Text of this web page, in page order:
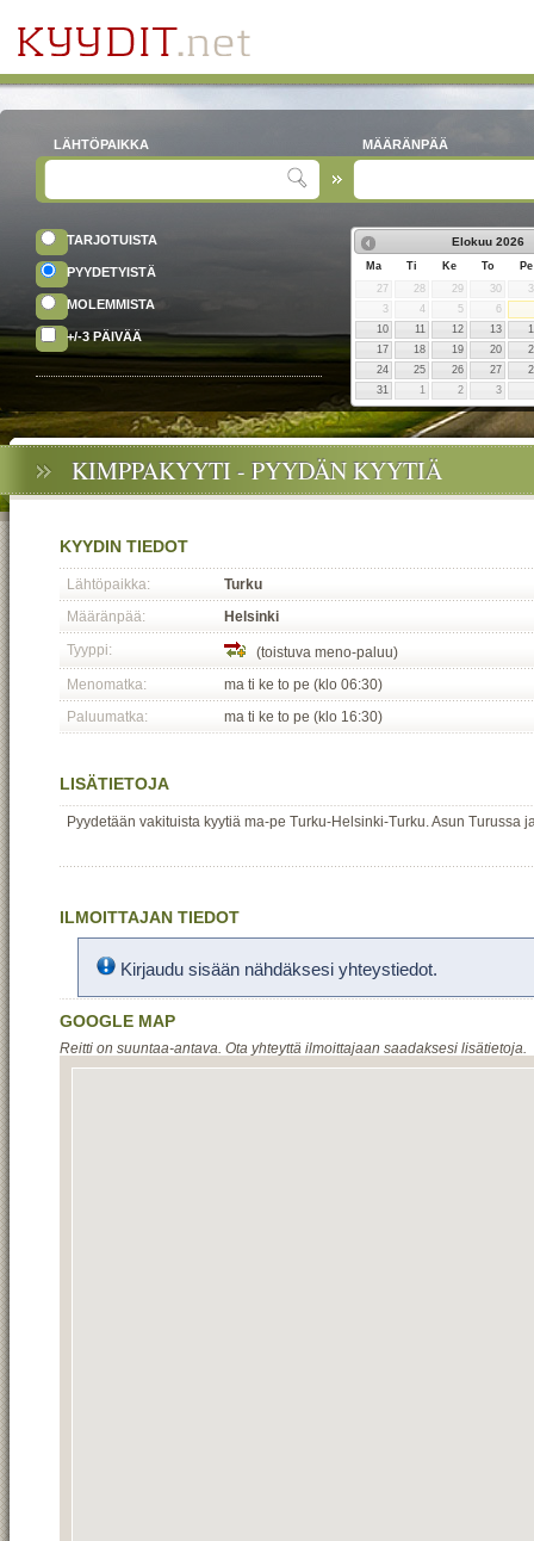
LÄHTÖPAIKKA MÄÄRÄNPÄÄ
TARJOTUISTA
PYYDETYISTÄ
MOLEMMISTA
+/-3 PÄIVÄÄ
Elokuu 2026
Ma Ti Ke To
Pe
27
28 29 30
3
4 5
6
10
11 12 13
17
18 19 20
24
25 26 27
31
1 2 3
KIMPPAKYYTI - PYYDÄN KYYTIÄ
KYYDIN TIEDOT
Lähtöpaikka:
Turku
Määränpää:
Helsinki
Tyyppi:
(toistuva meno-paluu)
Menomatka:
ma ti ke to pe (klo 06:30)
Paluumatka:
ma ti ke to pe (klo 16:30)
LISÄTIETOJA
Pyydetään vakituista kyytiä ma-pe Turku-Helsinki-Turku. Asun Turussa
ILMOITTAJAN TIEDOT
Kirjaudu sisään nähdäksesi yhteystiedot.
GOOGLE MAP
Reitti on suuntaa-antava. Ota yhteyttä ilmoittajaan saadaksesi lisätietoja.